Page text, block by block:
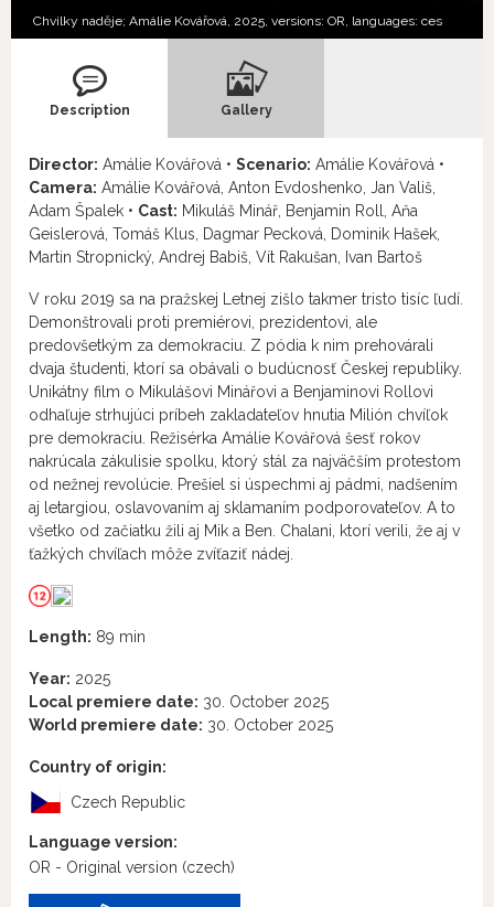
Chvilky naděje; Amálie Kovářová, 2025, versions: OR, languages: ces
Description Gallery
Director: Amálie Kovářová • Scenario: Amálie Kovářová •
Camera: Amálie Kovářová, Anton Evdoshenko, Jan Vališ,
Adam Špalek • Cast: Mikuláš Minář, Benjamin Roll, Aňa
Geislerová, Tomáš Klus, Dagmar Pecková, Dominik Hašek,
Martin Stropnický, Andrej Babiš, Vít Rakušan, Ivan Bartoš
V roku 2019 sa na pražskej Letnej zišlo takmer tristo tisíc ľudí.
Demonštrovali proti premiérovi, prezidentovi, ale
predovšetkým za demokraciu. Z pódia k nim prehovárali
dvaja študenti, ktorí sa obávali o budúcnosť Českej republiky.
Unikátny film o Mikulášovi Minářovi a Benjaminovi Rollovi
odhaľuje strhujúci príbeh zakladateľov hnutia Milión chvíľok
pre demokraciu. Režisérka Amálie Kovářová šesť rokov
nakrúcala zákulisie spolku, ktorý stál za najväčším protestom
od nežnej revolúcie. Prešiel si úspechmi aj pádmi, nadšením
aj letargiou, oslavovaním aj sklamaním podporovateľov. A to
všetko od začiatku žili aj Mik a Ben. Chalani, ktorí verili, že aj v
ťažkých chvíľach môže zvíťaziť nádej.
Length: 89 min
Year: 2025
Local premiere date: 30. October 2025
World premiere date: 30. October 2025
Country of origin:
Czech Republic
Language version:
OR - Original version (czech)